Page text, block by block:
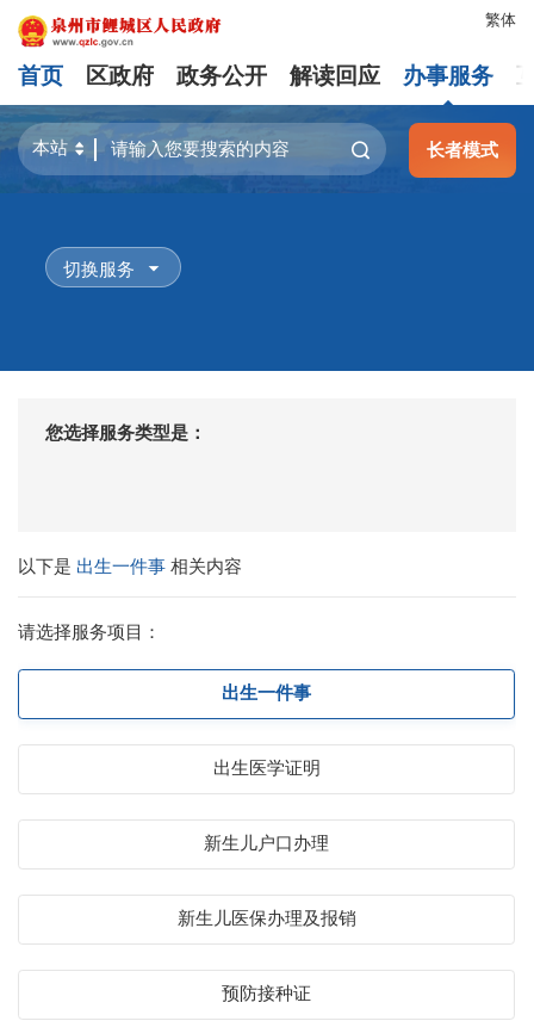
繁体
首页 区政府 政务公开 解读回应 办事服务
长者模式
切换服务
您选择服务类型是：
以下是 出生一件事相关内容
请选择服务项目：
出生一件事
出生医学证明
新生儿户口办理
新生儿医保办理及报销
预防接种证